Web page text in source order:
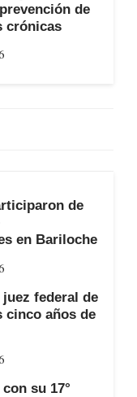
de
crónicas
de
en Bariloche
federal de
cinco años de
su 17°